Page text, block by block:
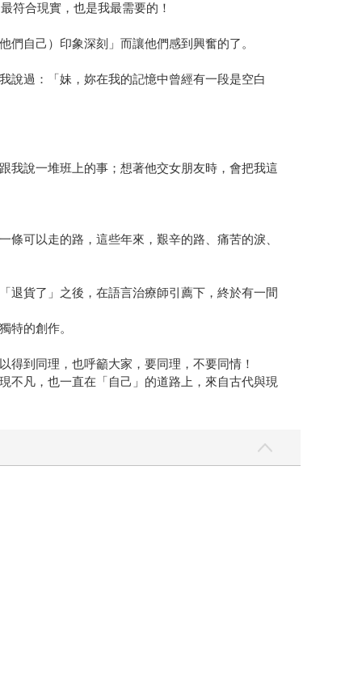
符合現實，也是我最需要的！
自己）印象深刻」而讓他們感到興奮的了。
過：「妹，妳在我的記憶中曾經有一段是空白
我說一堆班上的事；想著他交女朋友時，會把我這
可以走的路，這些年來，艱辛的路、痛苦的淚、
退貨了」之後，在語言治療師引薦下，終於有一間
特的創作。
到同理，也呼籲大家，要同理，不要同情！
凡，也一直在「自己」的道路上，來自古代與現